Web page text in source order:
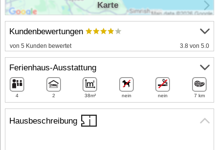
Hausbeschreibung
Kundenbewertungen
von 5 Kunden bewertet 3.8 von 5.0
Ferienhaus-Ausstattung
4 2 38m² nein nein 7 km
Karte